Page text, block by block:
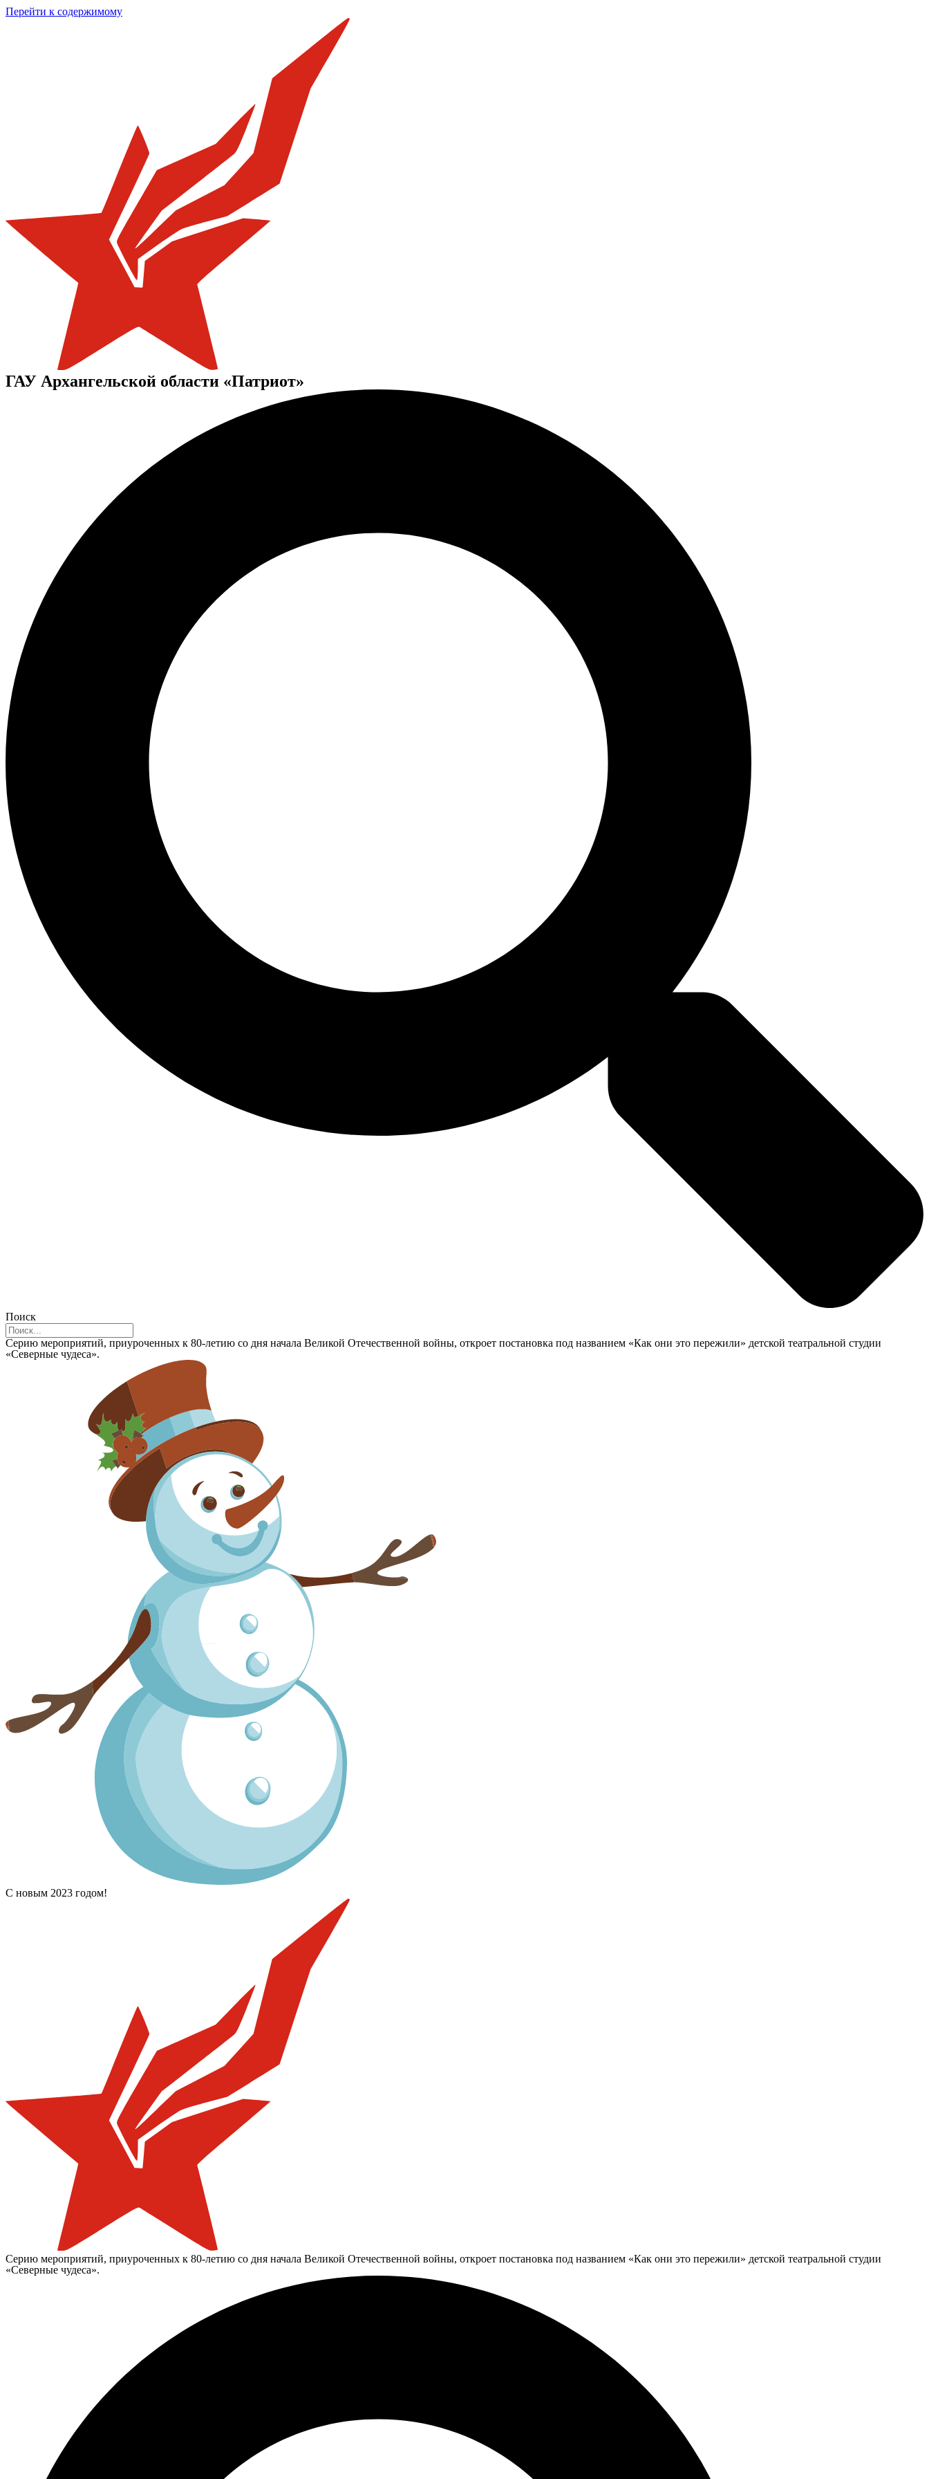
Перейти к содержимому
ГАУ Архангельской области «Патриот»
Поиск
Серию мероприятий, приуроченных к 80-летию со дня начала Великой Отечественной войны, откроет постановка под названием «Как они это пережили» детской театральной студии
«Северные чудеса».
С новым 2023 годом!
Серию мероприятий, приуроченных к 80-летию со дня начала Великой Отечественной войны, откроет постановка под названием «Как они это пережили» детской театральной студии
«Северные чудеса».